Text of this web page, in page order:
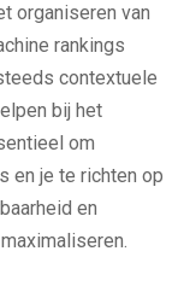
organiseren van
rankings
contextuele
bij het
om
en je te richten op
en